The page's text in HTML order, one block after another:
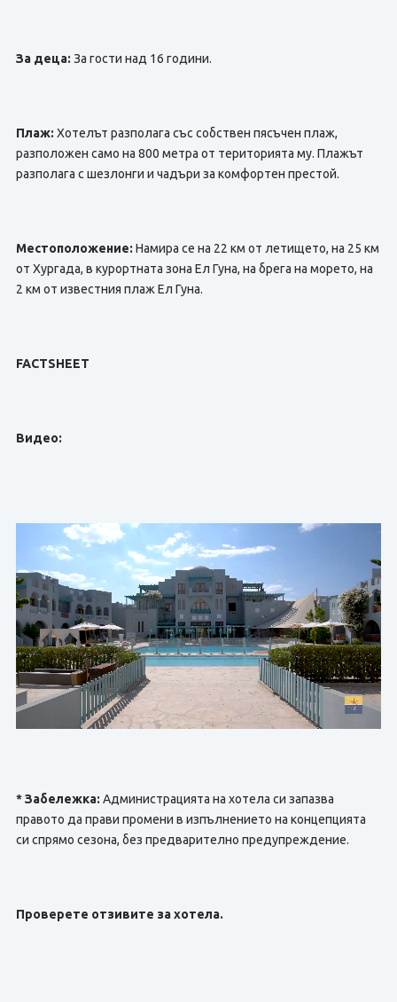
За деца: За гости над 16 години.
Плаж: Хотелът разполага със собствен пясъчен плаж,
разположен само на 800 метра от територията му. Плажът
разполага с шезлонги и чадъри за комфортен престой.
Местоположение: Намира се на 22 км от летището, на 25 км
от Хургада, в курортната зона Ел Гуна, на брега на морето, на
2 км от известния плаж Ел Гуна.
FACTSHEET
Видео:
* Забележка: Администрацията на хотела си запазва
правото да прави промени в изпълнението на концепцията
си спрямо сезона, без предварително предупреждение.
Проверете отзивите за хотела.